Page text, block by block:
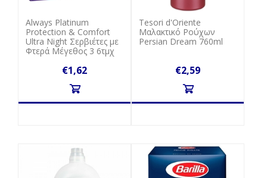
Always Platinum
Protection & Comfort
Ultra Night Σερβιέτες με
Φτερά Μέγεθος 3 6τμχ
€1,62
Tesori d'Oriente
Μαλακτικό Ρούχων
Persian Dream 760ml
€2,59